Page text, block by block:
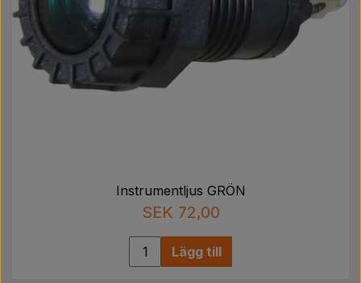
Instrumentljus GRÖN
SEK 72,00
Lägg till